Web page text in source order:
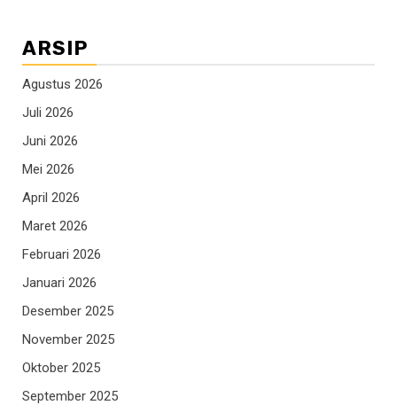
ARSIP
Agustus 2026
Juli 2026
Juni 2026
Mei 2026
April 2026
Maret 2026
Februari 2026
Januari 2026
Desember 2025
November 2025
Oktober 2025
September 2025